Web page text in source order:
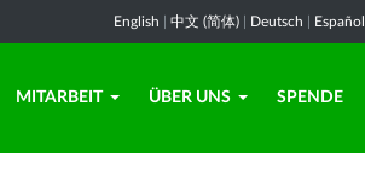
English 中文 (简体) Deutsch Español
MITARBEIT ÜBER UNS SPENDE